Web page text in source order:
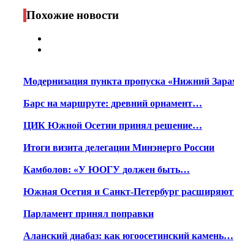
Print
Похожие новости
Модернизация пункта пропуска «Нижний
Барс на маршруте: древний орнамент…
ЦИК Южной Осетии принял решение…
Итоги визита делегации Минэнерго России
Камболов: «У ЮОГУ должен быть…
Южная Осетия и Санкт-Петербург
Парламент принял поправки
Аланский диабаз: как югоосетинский камень…